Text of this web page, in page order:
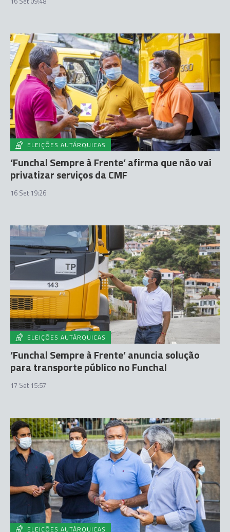
ELEIÇÕES AUTÁRQUICAS
‘Funchal Sempre à Frente’ afirma que não vai
privatizar serviços da CMF
16 Set 19:26
ELEIÇÕES AUTÁRQUICAS
‘Funchal Sempre à Frente’ anuncia solução
para transporte público no Funchal
17 Set 15:57
ELEIÇÕES AUTÁRQUICAS